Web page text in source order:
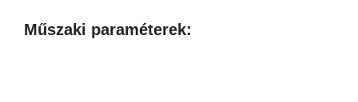
Műszaki paraméterek: